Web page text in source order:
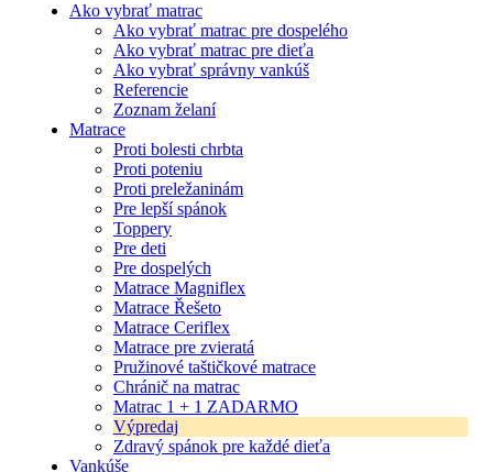
Ako vybrať matrac
Ako vybrať matrac pre dospelého
Ako vybrať matrac pre dieťa
Ako vybrať správny vankúš
Referencie
Zoznam želaní
Matrace
Proti bolesti chrbta
Proti poteniu
Proti preležaninám
Pre lepší spánok
Toppery
Pre deti
Pre dospelých
Matrace Magniflex
Matrace Řešeto
Matrace Ceriflex
Matrace pre zvieratá
Pružinové taštičkové matrace
Chránič na matrac
Matrac 1 + 1 ZADARMO
Výpredaj
Zdravý spánok pre každé dieťa
Vankúše